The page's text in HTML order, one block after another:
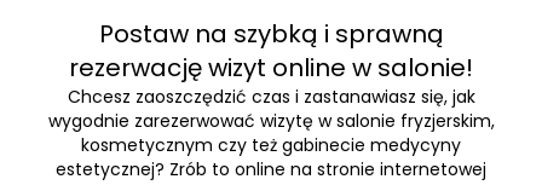
Postaw na szybką i sprawną
rezerwację wizyt online w salonie!
Chcesz zaoszczędzić czas i zastanawiasz się, jak
wygodnie zarezerwować wizytę w salonie fryzjerskim,
kosmetycznym czy też gabinecie medycyny
estetycznej? Zrób to online na stronie internetowej